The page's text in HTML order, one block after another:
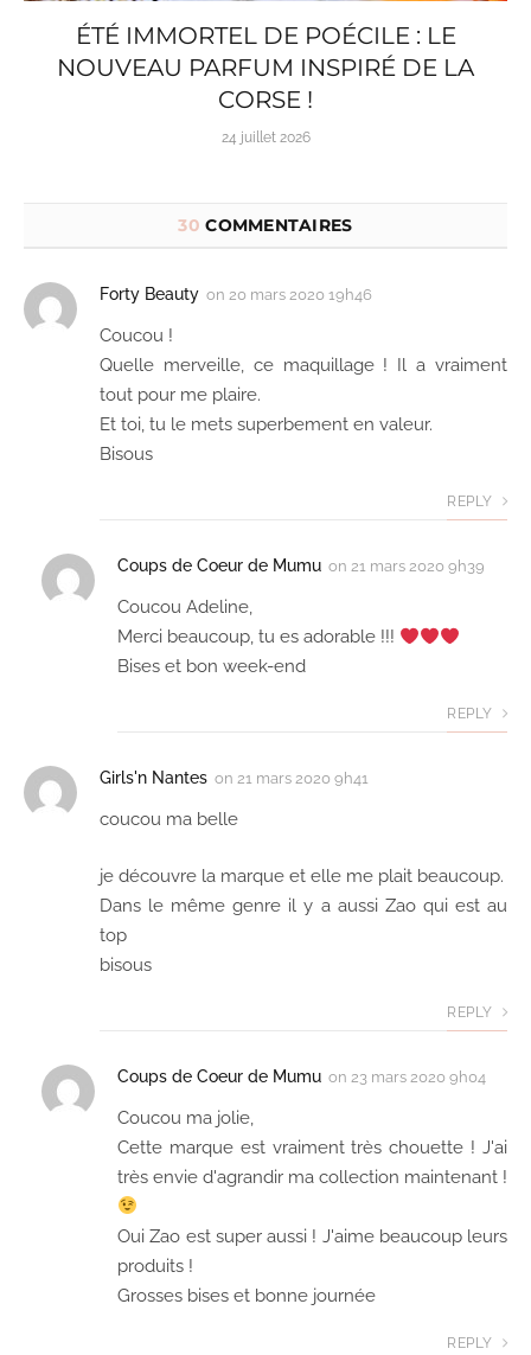
ÉTÉ IMMORTEL DE POÉCILE : LE
NOUVEAU PARFUM INSPIRÉ DE LA
CORSE !
24 juillet 2026
30 COMMENTAIRES
Forty Beauty on 20 mars 2020 19h46
Coucou !
Quelle merveille, ce maquillage ! Il a vraiment
tout pour me plaire.
Et toi, tu le mets superbement en valeur.
Bisous
REPLY
Coups de Coeur de Mumu on 21 mars 2020 9h39
Coucou Adeline,
Merci beaucoup, tu es adorable !!!
Bises et bon week-end
REPLY
Girls'n Nantes on 21 mars 2020 9h41
coucou ma belle
je découvre la marque et elle me plait beaucoup.
Dans le même genre il y a aussi Zao qui est au
top
bisous
REPLY
Coups de Coeur de Mumu on 23 mars 2020 9h04
Coucou ma jolie,
Cette marque est vraiment très chouette ! J'ai
très envie d'agrandir ma collection maintenant !
Oui Zao est super aussi ! J'aime beaucoup leurs
produits !
Grosses bises et bonne journée
REPLY